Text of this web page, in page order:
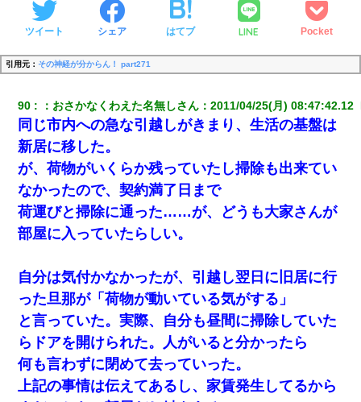
ツイート シェア はてブ LINE Pocket
引用元： その神経が分からん！ part271
90 ： おさかなくわえた名無しさん ：2011/04/25(月) 08:47:42.12
同じ市内への急な引越しがきまり、生活の基盤は
新居に移した。
が、荷物がいくらか残っていたし掃除も出来てい
なかったので、契約満了日まで
荷運びと掃除に通った……が、どうも大家さんが
部屋に入っていたらしい。
自分は気付かなかったが、引越し翌日に旧居に行
った旦那が「荷物が動いている気がする」
と言っていた。実際、自分も昼間に掃除していた
らドアを開けられた。人がいると分かったら
何も言わずに閉めて去っていった。
上記の事情は伝えてあるし、家賃発生してるから